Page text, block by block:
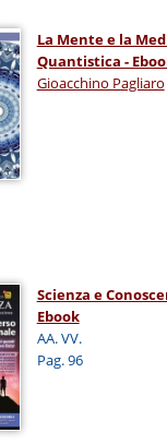
La Mente e la
Quantistica -
Gioacchino Pagliaro
Scienza e
Ebook
AA. VV.
Pag. 96